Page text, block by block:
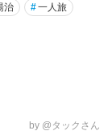
治 #一人旅
by @タックさん